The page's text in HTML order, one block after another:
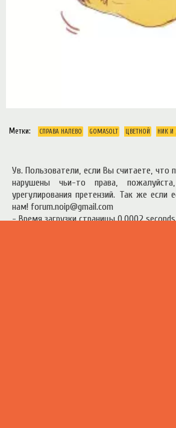
Метки: СПРАВА НАЛЕВО G0MASOLT ЦВЕТНОЙ НИК
Ув. Пользователи, если Вы считаете,
нарушены чьи-то права,
урегулирования претензий. Так же
нам! forum.noip@gmail.com
- Время загрузки страницы 0.0002 seconds